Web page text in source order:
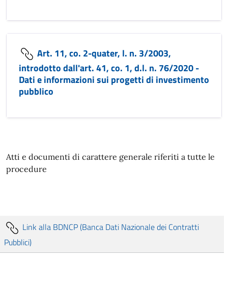
Art. 11, co. 2-quater, l. n. 3/2003,
introdotto dall'art. 41, co. 1, d.l. n. 76/2020 -
Dati e informazioni sui progetti di investimento
pubblico
Atti e documenti di carattere generale riferiti a tutte le
procedure
Link alla BDNCP (Banca Dati Nazionale dei Contratti
Pubblici)